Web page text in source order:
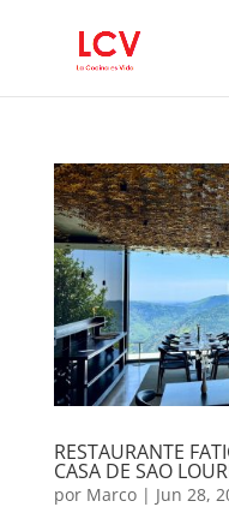
RESTAURANTE
CASA DE SAO
por Marco| Jun 28,